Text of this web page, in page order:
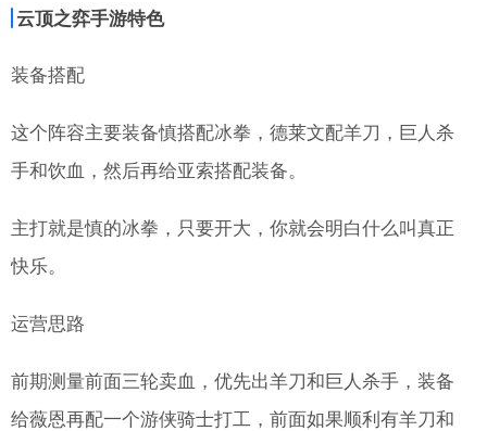
云顶之弈手游特色
装备搭配
这个阵容主要装备慎搭配冰拳，德莱文配羊刀，巨人杀
手和饮血，然后再给亚索搭配装备。
主打就是慎的冰拳，只要开大，你就会明白什么叫真正
快乐。
运营思路
前期测量前面三轮卖血，优先出羊刀和巨人杀手，装备
给薇恩再配一个游侠骑士打工，前面如果顺利有羊刀和